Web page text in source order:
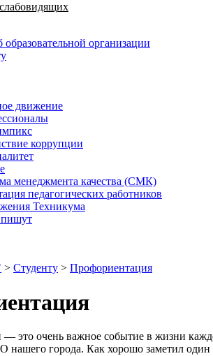
образовательной организации
движение
коррупции
менеджмента качества (СМК)
педагогических работников
Техникума
> Студенту > Профориентация
это очень важное событие в жизни
нашего города. Как хорошо заметил